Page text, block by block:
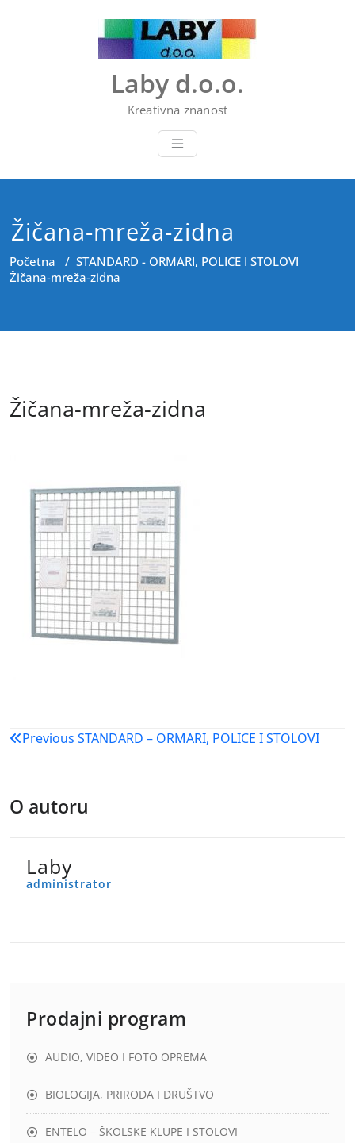
Laby d.o.o.
Kreativna znanost
Žičana-mreža-zidna
Početna / STANDARD - ORMARI, POLICE I STOLOVI
Žičana-mreža-zidna
Žičana-mreža-zidna
Navigacija
Previous STANDARD – ORMARI, POLICE I STOLOVI
O autoru
Laby
administrator
Prodajni program
AUDIO, VIDEO I FOTO OPREMA
BIOLOGIJA, PRIRODA I DRUŠTVO
ENTELO – ŠKOLSKE KLUPE I STOLOVI